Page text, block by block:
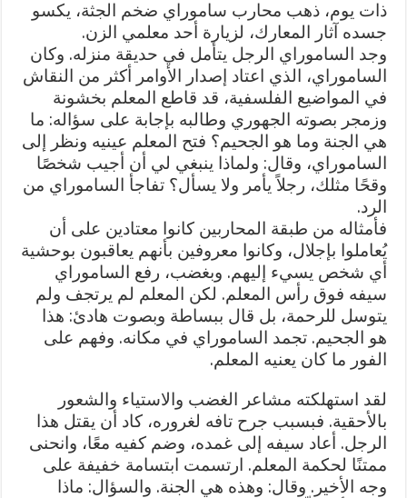
ذات يوم، ذهب محارب ساموراي ضخم الجثة، يكسو
جسده آثار المعارك، لزيارة أحد معلمي الزن.
وجد الساموراي الرجل يتأمل في حديقة منزله. وكان
الساموراي، الذي اعتاد إصدار الأوامر أكثر من النقاش
في المواضيع الفلسفية، قد قاطع المعلم بخشونة
وزمجر بصوته الجهوري وطالبه بإجابة على سؤاله: ما
هي الجنة وما هو الجحيم؟ فتح المعلم عينيه ونظر إلى
الساموراي، وقال: ولماذا ينبغي لي أن أجيب شخصًا
وقحًا مثلك، رجلاً يأمر ولا يسأل؟ تفاجأ الساموراي من
الرد.
فأمثاله من طبقة المحاربين كانوا معتادين على أن
يُعاملوا بإجلال، وكانوا معروفين بأنهم يعاقبون بوحشية
أي شخص يسيء إليهم. وبغضب، رفع الساموراي
سيفه فوق رأس المعلم. لكن المعلم لم يرتجف ولم
يتوسل للرحمة، بل قال ببساطة وبصوت هادئ: هذا
هو الجحيم. تجمد الساموراي في مكانه. وفهم على
الفور ما كان يعنيه المعلم.
لقد استهلكته مشاعر الغضب والاستياء والشعور
بالأحقية. فبسبب جرح تافه لغروره، كاد أن يقتل هذا
الرجل. أعاد سيفه إلى غمده، وضم كفيه معًا، وانحنى
ممتنًا لحكمة المعلم. ارتسمت ابتسامة خفيفة على
وجه الأخير. وقال: وهذه هي الجنة. والسؤال: ماذا